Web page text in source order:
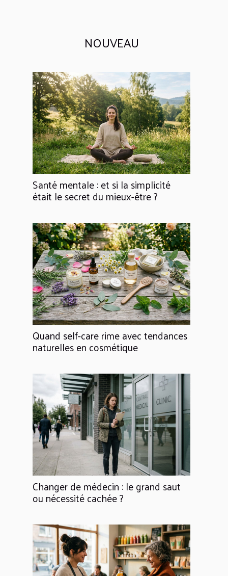
NOUVEAU
Santé mentale : et si la simplicité
était le secret du mieux-être ?
Quand self-care rime avec tendances
naturelles en cosmétique
Changer de médecin : le grand saut
ou nécessité cachée ?